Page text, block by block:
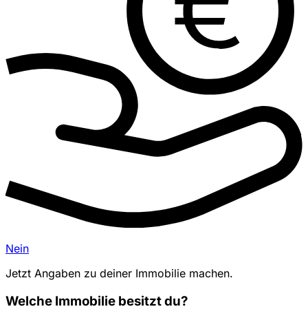
Nein
Jetzt Angaben zu deiner Immobilie machen.
Welche Immobilie besitzt du?